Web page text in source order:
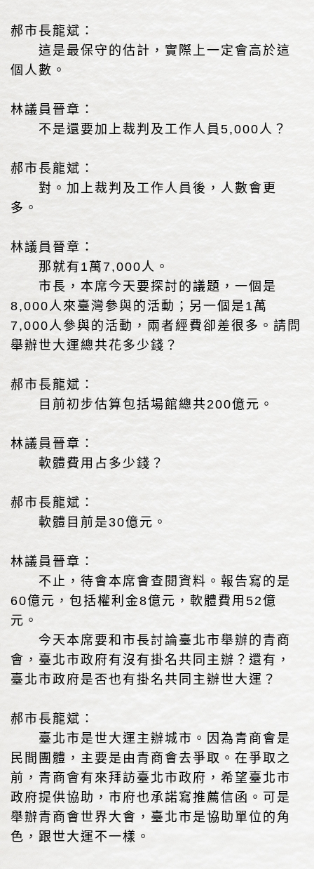
郝市長龍斌：
這是最保守的估計，實際上一定會高於這
個人數。
林議員晉章：
不是還要加上裁判及工作人員5,000人？
郝市長龍斌：
對。加上裁判及工作人員後，人數會更
多。
林議員晉章：
那就有1萬7,000人。
市長，本席今天要探討的議題，一個是
8,000人來臺灣參與的活動；另一個是1萬
7,000人參與的活動，兩者經費卻差很多。請問
舉辦世大運總共花多少錢？
郝市長龍斌：
目前初步估算包括場館總共200億元。
林議員晉章：
軟體費用占多少錢？
郝市長龍斌：
軟體目前是30億元。
林議員晉章：
不止，待會本席會查閱資料。報告寫的是
60億元，包括權利金8億元，軟體費用52億
元。
今天本席要和市長討論臺北市舉辦的青商
會，臺北市政府有沒有掛名共同主辦？還有，
臺北市政府是否也有掛名共同主辦世大運？
郝市長龍斌：
臺北市是世大運主辦城市。因為青商會是
民間團體，主要是由青商會去爭取。在爭取之
前，青商會有來拜訪臺北市政府，希望臺北市
政府提供協助，市府也承諾寫推薦信函。可是
舉辦青商會世界大會，臺北市是協助單位的角
色，跟世大運不一樣。